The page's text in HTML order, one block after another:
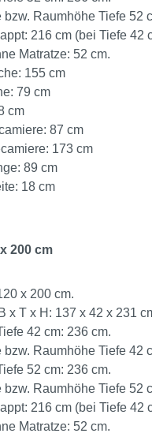
bzw. Raumhöhe Tiefe 52
216 cm (bei Tiefe 42
Matratze: 52 cm.
155 cm
79 cm
cm
87 cm
173 cm
89 cm
18 cm
200 cm
x 200 cm.
x T x H: 137 x 42 x 231
42 cm: 236 cm.
bzw. Raumhöhe Tiefe 42
52 cm: 236 cm.
bzw. Raumhöhe Tiefe 52
216 cm (bei Tiefe 42
Matratze: 52 cm.